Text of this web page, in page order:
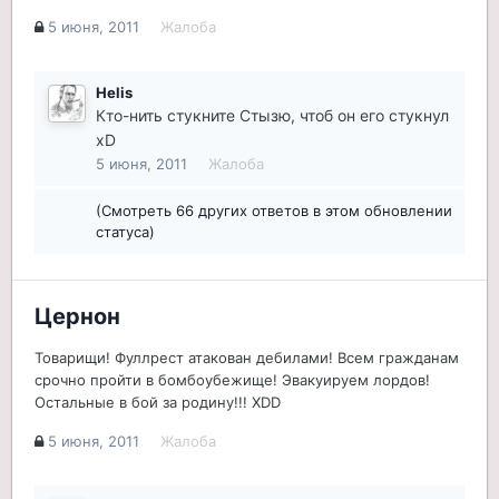
5 июня, 2011 Жалоба
Helis
Кто-нить стукните Стызю, чтоб он его стукнул
xD
5 июня, 2011 Жалоба
(Смотреть 66 других ответов в этом обновлении
статуса)
Цернон
Товарищи! Фуллрест атакован дебилами! Всем гражданам
срочно пройти в бомбоубежище! Эвакуируем лордов!
Остальные в бой за родину!!! XDD
5 июня, 2011 Жалоба